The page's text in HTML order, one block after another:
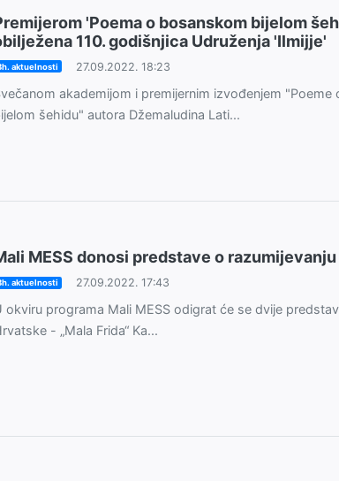
'Poema o bosanskom bijelom
110. godišnjica Udruženja 'Ilmijje'
aktuelnosti 27.09.2022. 18:23
akademijom i premijernim izvođenjem "Poeme
šehidu" autora Džemaludina Lati...
MESS donosi predstave o
aktuelnosti 27.09.2022. 17:43
okviru programa Mali MESS odigrat će se dvije
- „Mala Frida“ Ka...